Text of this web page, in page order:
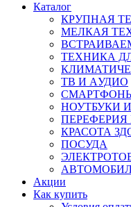
Каталог
КРУПНАЯ
МЕЛКАЯ
ТЕХНИКА
ТВ И AУДИО
НОУТБУКИ
ПЕРЕФЕРИЯ
КРАСОТА
ПОСУДА
Акции
Как купить